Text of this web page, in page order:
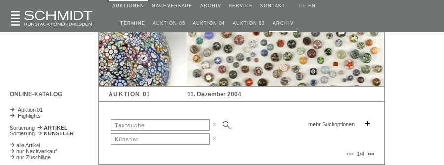
AUKTIONEN NACHVERKAUF ARCHIV SERVICE KONTAKT DE EN
TERMINE AUKTION 85 AUKTION 84 AUKTION 83 ARCHIV
ONLINE-KATALOG AUKTION 01 11. Dezember 2004
Auktion 01
Highlights
Sortierung
ARTIKEL
Sortierung
KÜNSTLER
alle Artikel
nur Nachverkauf
nur Zuschläge
x mehr Suchoptionen +
x
<<< 1/4 >>>